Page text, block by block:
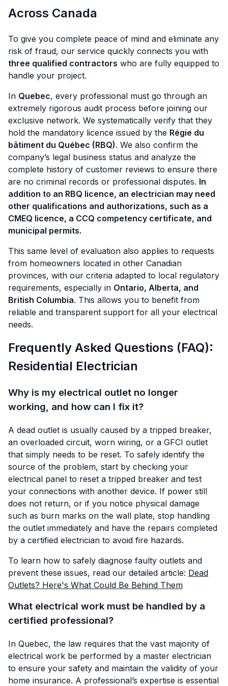
Across Canada
To give you complete peace of mind and eliminate any
risk of fraud, our service quickly connects you with
three qualified contractors who are fully equipped to
handle your project.
In Quebec, every professional must go through an
extremely rigorous audit process before joining our
exclusive network. We systematically verify that they
hold the mandatory licence issued by the Régie du
bâtiment du Québec (RBQ). We also confirm the
company’s legal business status and analyze the
complete history of customer reviews to ensure there
are no criminal records or professional disputes. In
addition to an RBQ licence, an electrician may need
other qualifications and authorizations, such as a
CMEQ licence, a CCQ competency certificate, and
municipal permits.
This same level of evaluation also applies to requests
from homeowners located in other Canadian
provinces, with our criteria adapted to local regulatory
requirements, especially in Ontario, Alberta, and
British Columbia. This allows you to benefit from
reliable and transparent support for all your electrical
needs.
Frequently Asked Questions (FAQ):
Residential Electrician
Why is my electrical outlet no longer
working, and how can I fix it?
A dead outlet is usually caused by a tripped breaker,
an overloaded circuit, worn wiring, or a GFCI outlet
that simply needs to be reset. To safely identify the
source of the problem, start by checking your
electrical panel to reset a tripped breaker and test
your connections with another device. If power still
does not return, or if you notice physical damage
such as burn marks on the wall plate, stop handling
the outlet immediately and have the repairs completed
by a certified electrician to avoid fire hazards.
To learn how to safely diagnose faulty outlets and
prevent these issues, read our detailed article: Dead
Outlets? Here's What Could Be Behind Them
What electrical work must be handled by a
certified professional?
In Quebec, the law requires that the vast majority of
electrical work be performed by a master electrician
to ensure your safety and maintain the validity of your
home insurance. A professional’s expertise is essential